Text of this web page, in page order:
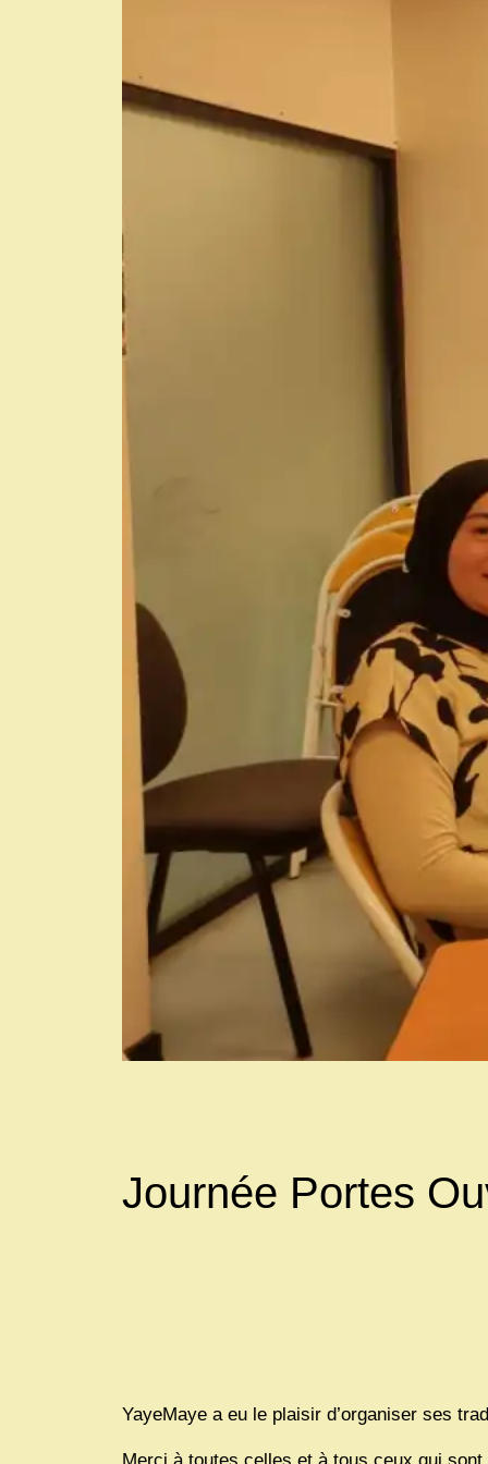
Journée Portes
YayeMaye a eu le plaisir d’organiser ses